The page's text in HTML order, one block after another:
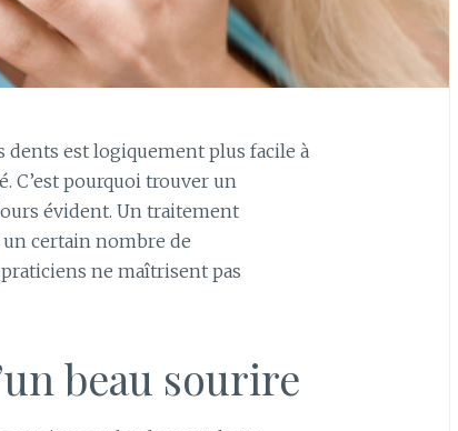
est logiquement plus facile à
C’est pourquoi trouver un
évident. Un traitement
certain nombre de
ne maîtrisent pas
beau sourire